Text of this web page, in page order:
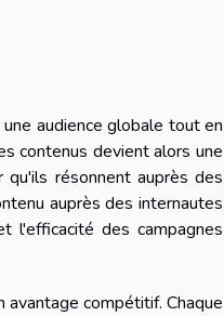
audience globale tout en
contenus devient alors une
qu'ils résonnent auprès des
auprès des internautes
l'efficacité des campagnes
compétitif. Chaque